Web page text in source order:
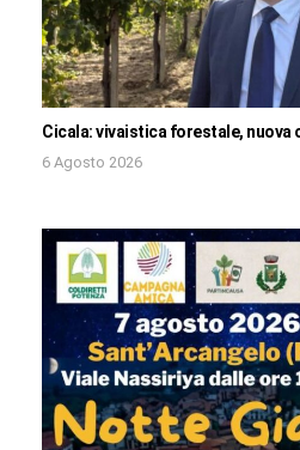
Cicala: vivaistica forestale, nuova
6 Agosto 2026